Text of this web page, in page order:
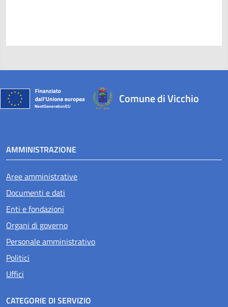
Comune di Vicchio
AMMINISTRAZIONE
Aree amministrative
Documenti e dati
Enti e fondazioni
Organi di governo
Personale amministrativo
Politici
Uffici
CATEGORIE DI SERVIZIO